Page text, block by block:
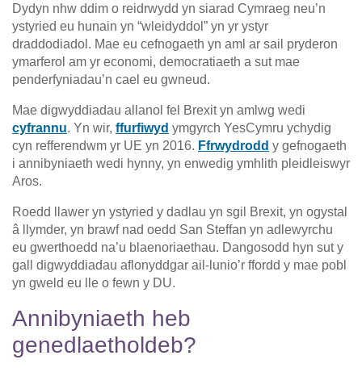
Dydyn nhw ddim o reidrwydd yn siarad Cymraeg neu’n
ystyried eu hunain yn “wleidyddol” yn yr ystyr
draddodiadol. Mae eu cefnogaeth yn aml ar sail pryderon
ymarferol am yr economi, democratiaeth a sut mae
penderfyniadau’n cael eu gwneud.
Mae digwyddiadau allanol fel Brexit yn amlwg wedi
cyfrannu. Yn wir, ffurfiwyd ymgyrch YesCymru ychydig
cyn refferendwm yr UE yn 2016. Ffrwydrodd y gefnogaeth
i annibyniaeth wedi hynny, yn enwedig ymhlith pleidleiswyr
Aros.
Roedd llawer yn ystyried y dadlau yn sgil Brexit, yn ogystal
â llymder, yn brawf nad oedd San Steffan yn adlewyrchu
eu gwerthoedd na’u blaenoriaethau. Dangosodd hyn sut y
gall digwyddiadau aflonyddgar ail-lunio’r ffordd y mae pobl
yn gweld eu lle o fewn y DU.
Annibyniaeth heb
genedlaetholdeb?